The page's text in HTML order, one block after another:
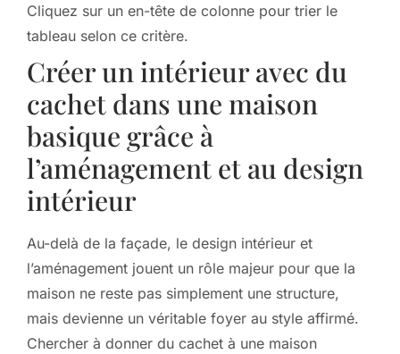
Cliquez sur un en-tête de colonne pour trier le
tableau selon ce critère.
Créer un intérieur avec du
cachet dans une maison
basique grâce à
l’aménagement et au design
intérieur
Au-delà de la façade, le design intérieur et
l’aménagement jouent un rôle majeur pour que la
maison ne reste pas simplement une structure,
mais devienne un véritable foyer au style affirmé.
Chercher à donner du cachet à une maison